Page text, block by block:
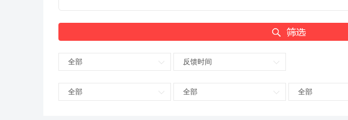
全部 反馈时间
全部 全部 全部